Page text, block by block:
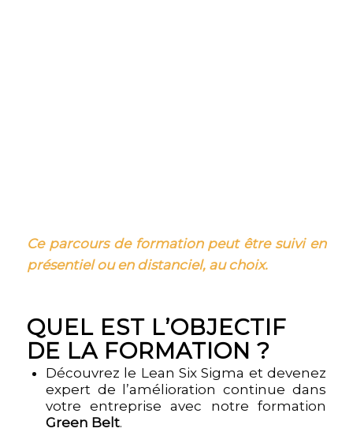
Ce parcours de formation peut être suivi en
présentiel ou en distanciel, au choix.
QUEL EST L’OBJECTIF
DE LA FORMATION ?
Découvrez le Lean Six Sigma et devenez
expert de l’amélioration continue dans
votre entreprise avec notre formation
Green Belt.